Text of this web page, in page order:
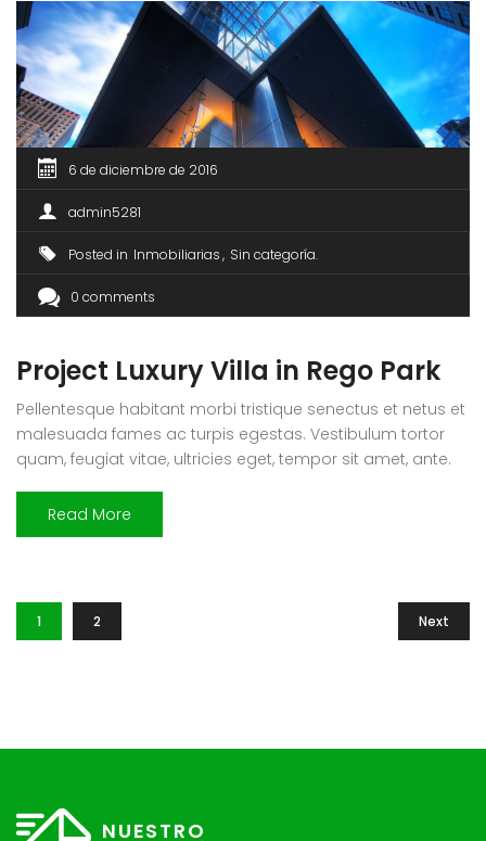
6 de diciembre de 2016
admin5281
Posted in Inmobiliarias Sin categoría
0 comments
Project Luxury Villa in Rego Park
Pellentesque habitant morbi tristique senectus et netus et
malesuada fames ac turpis egestas. Vestibulum tortor
quam, feugiat vitae, ultricies eget, tempor sit amet, ante.
ultricies mi vitae est. Mauris placerat eleifend leo. Quisque
sit amet est et sapien ullamcorper pharetra. Vestibulum
Read More
1 2 Next
NUESTRO